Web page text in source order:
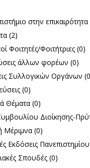
στην
στην επικαιρότητα
filter
(2)
Φοιτητές/Φοιτήτριες (0)
άλλων φορέων (0)
Συλλογικών Οργάνων
(0)
Θέματα (0)
Διοίκησης-
Μέριμνα (0)
Εκδόσεις
Σπουδές (0)